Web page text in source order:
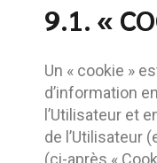
9.1. «
Un « cookie »
d’information
l’Utilisateur et
de l’Utilisateur
(ci-après «